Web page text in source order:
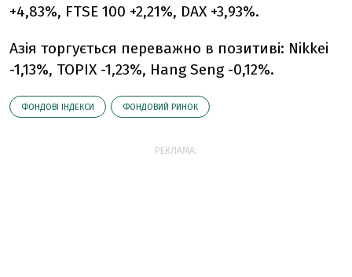
+4,83%, FTSE 100 +2,21%, DAX +3,93%.
Азія торгується переважно в позитиві: Nikkei
-1,13%, TOPIX -1,23%, Hang Seng -0,12%.
ФОНДОВІ ІНДЕКСИ ФОНДОВИЙ РИНОК
РЕКЛАМА: